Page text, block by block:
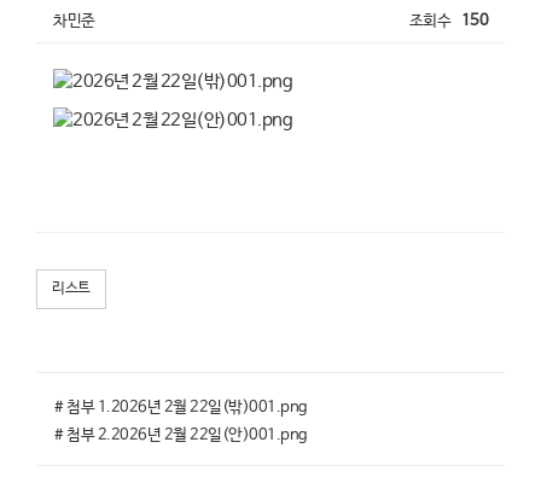
차민준 조회수 150
리스트
# 첨부 1.2026년 2월 22일(밖)001.png
# 첨부 2.2026년 2월 22일(안)001.png